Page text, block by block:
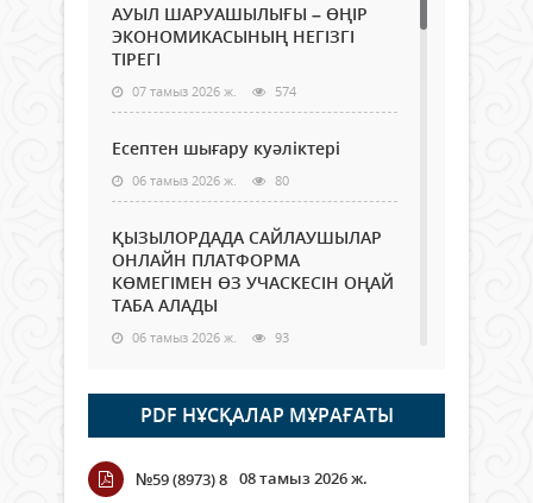
АУЫЛ ШАРУАШЫЛЫҒЫ – ӨҢІР
ЭКОНОМИКАСЫНЫҢ НЕГІЗГІ
ТІРЕГІ
07 тамыз 2026 ж. 574
Есептен шығару куәліктері
06 тамыз 2026 ж. 80
ҚЫЗЫЛОРДАДА САЙЛАУШЫЛАР
ОНЛАЙН ПЛАТФОРМА
КӨМЕГІМЕН ӨЗ УЧАСКЕСІН ОҢАЙ
ТАБА АЛАДЫ
06 тамыз 2026 ж. 93
Open Air: Қызылорда облысы
полиция департаменті 20
мыңнан астам көрерменнің
қауіпсіздігін қамтамасыз етті
06 тамыз 2026 ж.
PDF НҰСҚАЛАР МҰРАҒАТЫ
№59 (8973) 8 08 тамыз 2026 ж.